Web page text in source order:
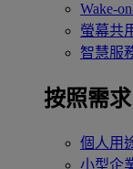
Wake-
螢幕共
智慧服
按照需求
個人用
小型企